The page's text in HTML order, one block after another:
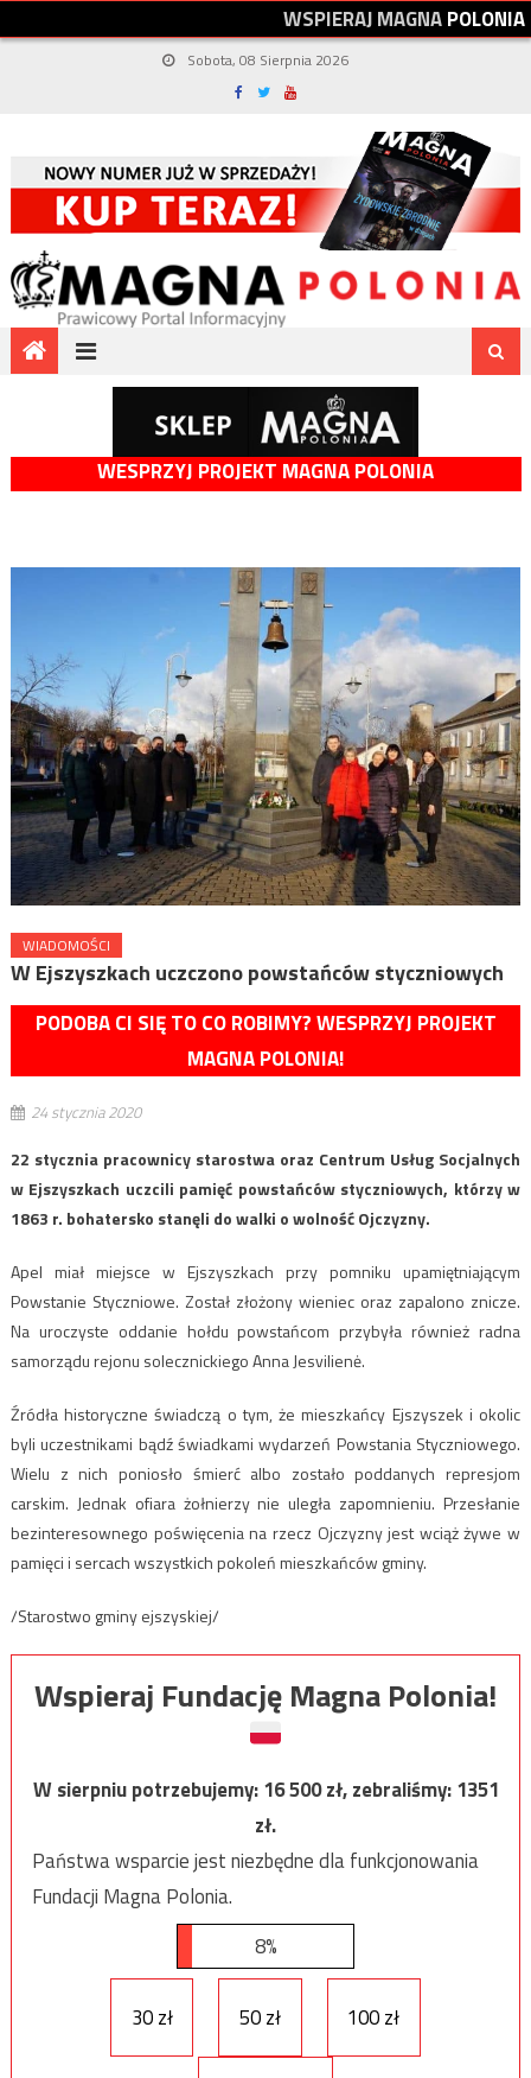
WSPIERAJMAGNAPOLONIA
Sobota, 08 Sierpnia 2026
WESPRZYJ PROJEKT MAGNA POLONIA
WIADOMOŚCI
W Ejszyszkach uczczono powstańców styczniowych
PODOBA CI SIĘ TO CO ROBIMY? WESPRZYJ PROJEKT
MAGNA POLONIA!
24 stycznia 2020
22 stycznia pracownicy starostwa oraz Centrum Usług Socjalnych
w Ejszyszkach uczcili pamięć powstańców styczniowych, którzy w
1863 r. bohatersko stanęli do walki o wolność Ojczyzny.
Apel miał miejsce w Ejszyszkach przy pomniku upamiętniającym
Powstanie Styczniowe. Został złożony wieniec oraz zapalono znicze.
Na uroczyste oddanie hołdu powstańcom przybyła również radna
samorządu rejonu solecznickiego Anna Jesvilienė.
Źródła historyczne świadczą o tym, że mieszkańcy Ejszyszek i okolic
byli uczestnikami bądź świadkami wydarzeń Powstania Styczniowego.
Wielu z nich poniosło śmierć albo zostało poddanych represjom
carskim. Jednak ofiara żołnierzy nie uległa zapomnieniu. Przesłanie
bezinteresownego poświęcenia na rzecz Ojczyzny jest wciąż żywe w
pamięci i sercach wszystkich pokoleń mieszkańców gminy.
/Starostwo gminy ejszyskiej/
Wspieraj Fundację Magna Polonia!
W sierpniu potrzebujemy:16 500zł, zebraliśmy:1351
zł.
Państwa wsparcie jest niezbędne dla funkcjonowania
Fundacji Magna Polonia.
8%
30 zł 50 zł 100 zł